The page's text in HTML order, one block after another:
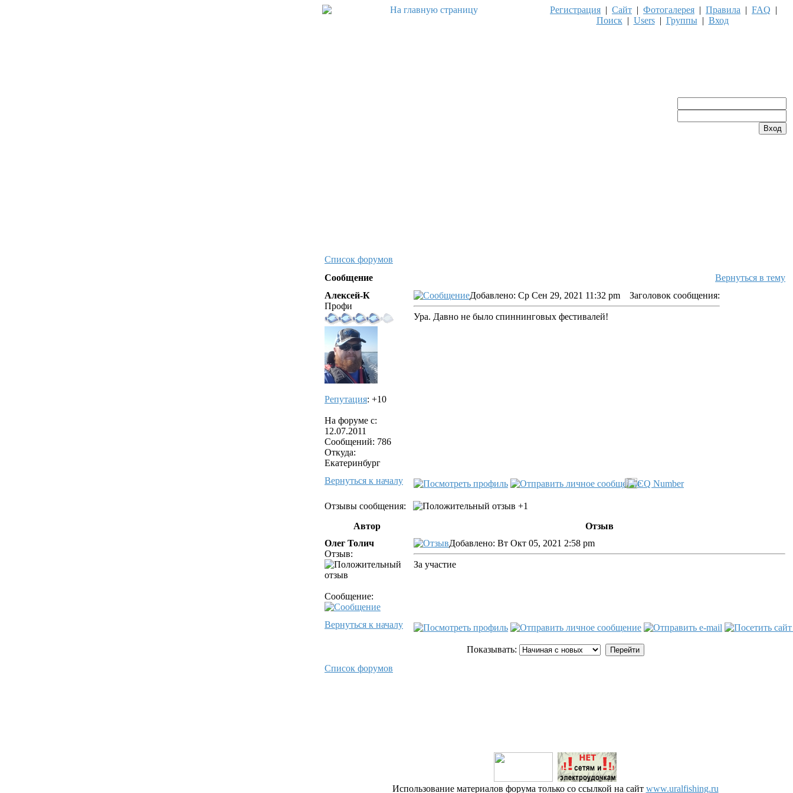
Регистрация | Сайт | Фотогалерея | Правила | FAQ |
Поиск| Users| Группы| Вход
Список форумов
Сообщение
Вернуться в тему
Алексей-К
Профи
Репутация: +10
На форуме с:
12.07.2011
Сообщений: 786
Откуда:
Екатеринбург
Добавлено: Ср Сен 29, 2021 11:32 pm Заголовок сообщения:
Ура. Давно не было спиннинговых фестивалей!
Вернуться к началу
Отзывы сообщения:
+1
Автор
Отзыв
Олег Толич
Отзыв:
Сообщение:
Добавлено: Вт Окт 05, 2021 2:58 pm
За участие
Вернуться к началу
Показывать:
Список форумов
Использование материалов форума только со ссылкой на сайт www.uralfishing.ru